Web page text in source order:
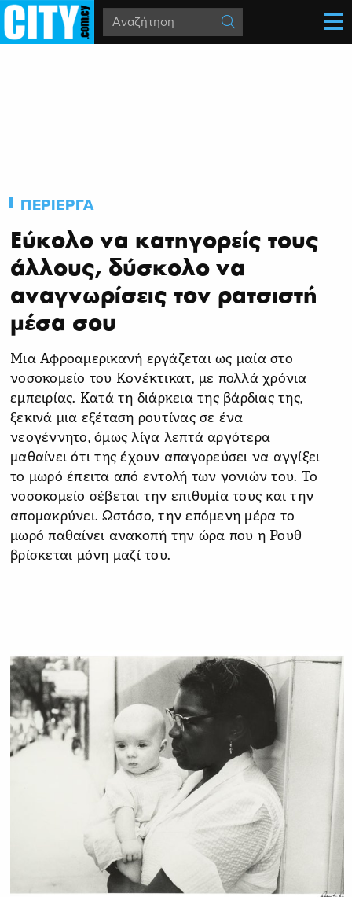
ΠΕΡΙΕΡΓΑ
Εύκολο να κατηγορείς τους
άλλους, δύσκολο να
αναγνωρίσεις τον ρατσιστή
μέσα σου
Μια Αφροαμερικανή εργάζεται ως μαία στο
νοσοκομείο του Κονέκτικατ, με πολλά χρόνια
εμπειρίας. Κατά τη διάρκεια της βάρδιας της,
ξεκινά μια εξέταση ρουτίνας σε ένα
νεογέννητο, όμως λίγα λεπτά αργότερα
μαθαίνει ότι της έχουν απαγορεύσει να αγγίξει
το μωρό έπειτα από εντολή των γονιών του. Το
νοσοκομείο σέβεται την επιθυμία τους και την
απομακρύνει. Ωστόσο, την επόμενη μέρα το
μωρό παθαίνει ανακοπή την ώρα που η Ρουθ
βρίσκεται μόνη μαζί του.